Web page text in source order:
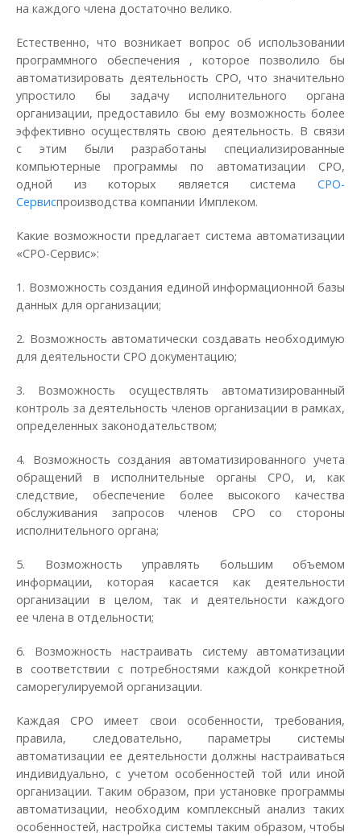
на каждого члена достаточно велико.
Естественно, что возникает вопрос об использовании
программного обеспечения , которое позволило бы
автоматизировать деятельность СРО, что значительно
упростило бы задачу исполнительного органа
организации, предоставило бы ему возможность более
эффективно осуществлять свою деятельность. В связи
с этим были разработаны специализированные
компьютерные программы по автоматизации СРО,
одной из которых является система СРО-
Сервиспроизводства компании Имплеком.
Какие возможности предлагает система автоматизации
«СРО-Сервис»:
1. Возможность создания единой информационной базы
данных для организации;
2. Возможность автоматически создавать необходимую
для деятельности СРО документацию;
3. Возможность осуществлять автоматизированный
контроль за деятельность членов организации в рамках,
определенных законодательством;
4. Возможность создания автоматизированного учета
обращений в исполнительные органы СРО, и, как
следствие, обеспечение более высокого качества
обслуживания запросов членов СРО со стороны
исполнительного органа;
5. Возможность управлять большим объемом
информации, которая касается как деятельности
организации в целом, так и деятельности каждого
ее члена в отдельности;
6. Возможность настраивать систему автоматизации
в соответствии с потребностями каждой конкретной
саморегулируемой организации.
Каждая СРО имеет свои особенности, требования,
правила, следовательно, параметры системы
автоматизации ее деятельности должны настраиваться
индивидуально, с учетом особенностей той или иной
организации. Таким образом, при установке программы
автоматизации, необходим комплексный анализ таких
особенностей, настройка системы таким образом, чтобы